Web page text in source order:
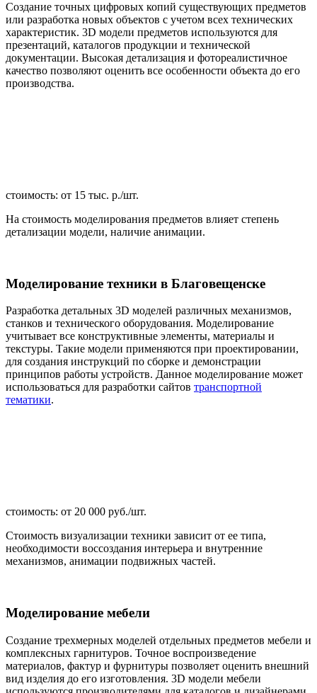
Создание точных цифровых копий существующих предметов
или разработка новых объектов с учетом всех технических
характеристик. 3D модели предметов используются для
презентаций, каталогов продукции и технической
документации. Высокая детализация и фотореалистичное
качество позволяют оценить все особенности объекта до его
производства.
стоимость: от 15 тыс. р./шт.
На стоимость моделирования предметов влияет степень
детализации модели, наличие анимации.
Моделирование техники в Благовещенске
Разработка детальных 3D моделей различных механизмов,
станков и технического оборудования. Моделирование
учитывает все конструктивные элементы, материалы и
текстуры. Такие модели применяются при проектировании,
для создания инструкций по сборке и демонстрации
принципов работы устройств. Данное моделирование может
использоваться для разработки сайтов транспортной
тематики.
стоимость: от 20 000 руб./шт.
Стоимость визуализации техники зависит от ее типа,
необходимости воссоздания интерьера и внутренние
механизмов, анимации подвижных частей.
Моделирование мебели
Создание трехмерных моделей отдельных предметов мебели и
комплексных гарнитуров. Точное воспроизведение
материалов, фактур и фурнитуры позволяет оценить внешний
вид изделия до его изготовления. 3D модели мебели